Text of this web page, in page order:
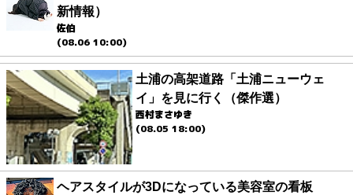
新情報）
佐伯
(08.06 10:00)
土浦の高架道路「土浦ニューウェ
イ」を見に行く（傑作選）
西村まさゆき
(08.05 18:00)
ヘアスタイルが3Dになっている美容室の看板